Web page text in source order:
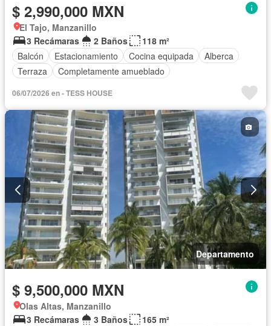
$ 2,990,000 MXN
El Tajo, Manzanillo
3 Recámaras
2 Baños
118 m²
Balcón
Estacionamiento Cocina equipada
Alberca
Terraza
Completamente amueblado
06/07/2026 en - TESS HOUSE
Departamento
$ 9,500,000 MXN
Olas Altas, Manzanillo
3 Recámaras
3 Baños
165 m²